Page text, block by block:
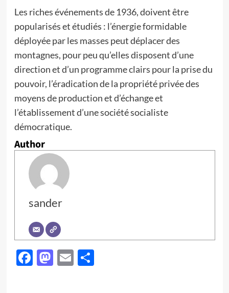
Les riches événements de 1936, doivent être
popularisés et étudiés : l’énergie formidable
déployée par les masses peut déplacer des
montagnes, pour peu qu’elles disposent d’une
direction et d’un programme clairs pour la prise du
pouvoir, l’éradication de la propriété privée des
moyens de production et d’échange et
l’établissement d’une société socialiste
démocratique.
Author
sander
Facebook
Mastodon
EmailPartager